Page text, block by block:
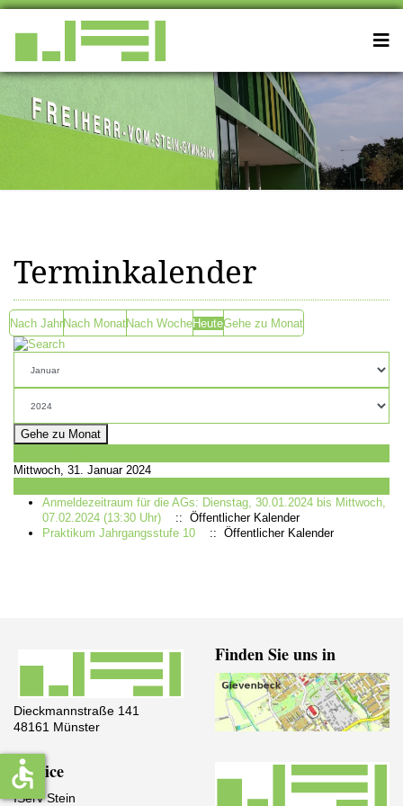
Terminkalender
Nach JahrNach MonatNach WocheHeuteGehe zu Monat
Gehe zu Monat
Mittwoch, 31. Januar 2024
Anmeldezeitraum für die AGs: Dienstag, 30.01.2024 bis Mittwoch,
07.02.2024 (13:30 Uhr)
:: Öffentlicher Kalender
Praktikum Jahrgangsstufe 10
:: Öffentlicher Kalender
Dieckmannstraße 141
48161 Münster
Finden Sie uns in
Service
IServ Stein
accessible